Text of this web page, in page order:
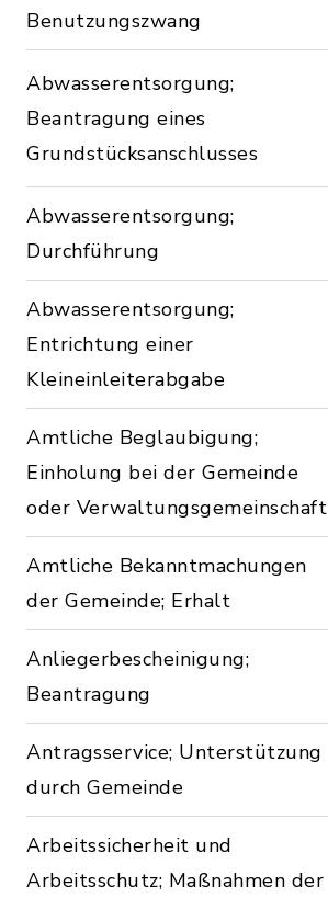
Benutzungszwang
Abwasserentsorgung;
Beantragung eines
Grundstücksanschlusses
Abwasserentsorgung;
Durchführung
Abwasserentsorgung;
Entrichtung einer
Kleineinleiterabgabe
Amtliche Beglaubigung;
Einholung bei der Gemeinde
oder Verwaltungsgemeinschaft
Amtliche Bekanntmachungen
der Gemeinde; Erhalt
Anliegerbescheinigung;
Beantragung
Antragsservice; Unterstützung
durch Gemeinde
Arbeitssicherheit und
Arbeitsschutz; Maßnahmen der